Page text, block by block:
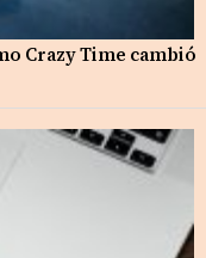
Crazy Time cambió